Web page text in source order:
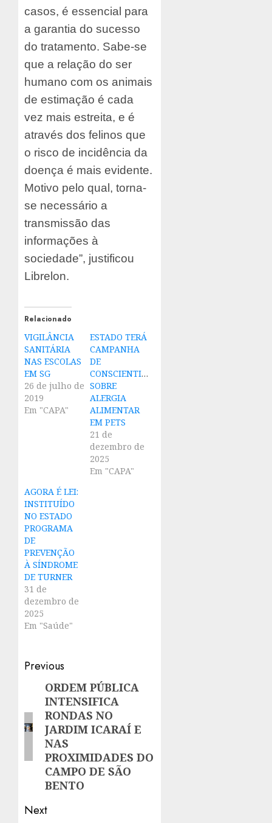
casos, é essencial para
a garantia do sucesso
do tratamento. Sabe-se
que a relação do ser
humano com os animais
de estimação é cada
vez mais estreita, e é
através dos felinos que
o risco de incidência da
doença é mais evidente.
Motivo pelo qual, torna-
se necessário a
transmissão das
informações à
sociedade”, justificou
Librelon.
Relacionado
VIGILÂNCIA
SANITÁRIA
NAS ESCOLAS
EM SG
26 de julho de
2019
Em "CAPA"
ESTADO TERÁ
CAMPANHA
DE
CONSCIENTIZAÇÃO
SOBRE
ALERGIA
ALIMENTAR
EM PETS
21 de
dezembro de
2025
Em "CAPA"
AGORA É LEI:
INSTITUÍDO
NO ESTADO
PROGRAMA
DE
PREVENÇÃO
À SÍNDROME
DE TURNER
31 de
dezembro de
2025
Em "Saúde"
Post
navigation
Previous
Previous
post:
ORDEM PÚBLICA
INTENSIFICA
RONDAS NO
JARDIM ICARAÍ E
NAS
PROXIMIDADES DO
CAMPO DE SÃO
BENTO
Next